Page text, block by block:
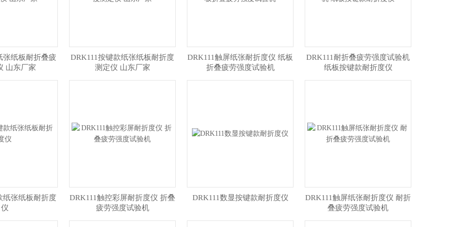
张纸板耐折叠疲
山东厂家
DRK111按键款纸张纸板耐折度
测定仪 山东厂家
DRK111触屏纸张耐折度仪 纸板
折叠疲劳强度试验机
DRK111耐折叠疲劳强度试验机
纸板按键款耐折度仪
纸张纸板耐折度
仪
DRK111触控彩屏耐折度仪 折叠
疲劳强度试验机
DRK111数显按键款耐折度仪
DRK111触屏纸张耐折度仪 耐折
叠疲劳强度试验机